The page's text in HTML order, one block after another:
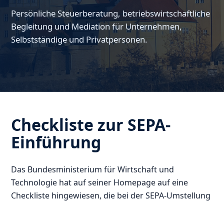
Persönliche Steuerberatung, betriebswirtschaftliche
Begleitung und Mediation für Unternehmen,
Selbstständige und Privatpersonen.
Checkliste zur SEPA-
Einführung
Das Bundesministerium für Wirtschaft und
Technologie hat auf seiner Homepage auf eine
Checkliste hingewiesen, die bei der SEPA-Umstellung